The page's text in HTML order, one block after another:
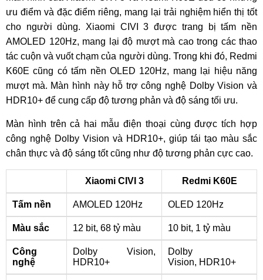
ưu điểm và đặc điểm riêng, mang lại trải nghiệm hiển thị tốt
cho người dùng. Xiaomi CIVI 3 được trang bị tấm nền
AMOLED 120Hz, mang lại độ mượt mà cao trong các thao
tác cuộn và vuốt chạm của người dùng. Trong khi đó, Redmi
K60E cũng có tấm nền OLED 120Hz, mang lại hiệu năng
mượt mà. Màn hình này hỗ trợ công nghệ Dolby Vision và
HDR10+ để cung cấp độ tương phản và độ sáng tối ưu.
Màn hình trên cả hai mẫu điện thoại cùng được tích hợp
công nghệ Dolby Vision và HDR10+, giúp tái tạo màu sắc
chân thực và độ sáng tốt cũng như độ tương phản cực cao.
Xiaomi CIVI 3 Redmi K60E
Tấm nền AMOLED 120Hz OLED 120Hz
Màu sắc 12 bit, 68 tỷ màu 10 bit, 1 tỷ màu
Công
nghệ
Dolby Vision,
HDR10+
Dolby
Vision, HDR10+